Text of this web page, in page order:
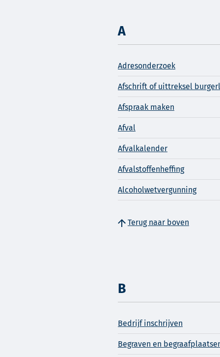
A
Adresonderzoek
Afschrift of uittreksel
Afspraak maken
Afval
Afvalkalender
Afvalstoffenheffing
Alcoholwetvergunning
Terug naar boven
B
Bedrijf inschrijven
Begraven en